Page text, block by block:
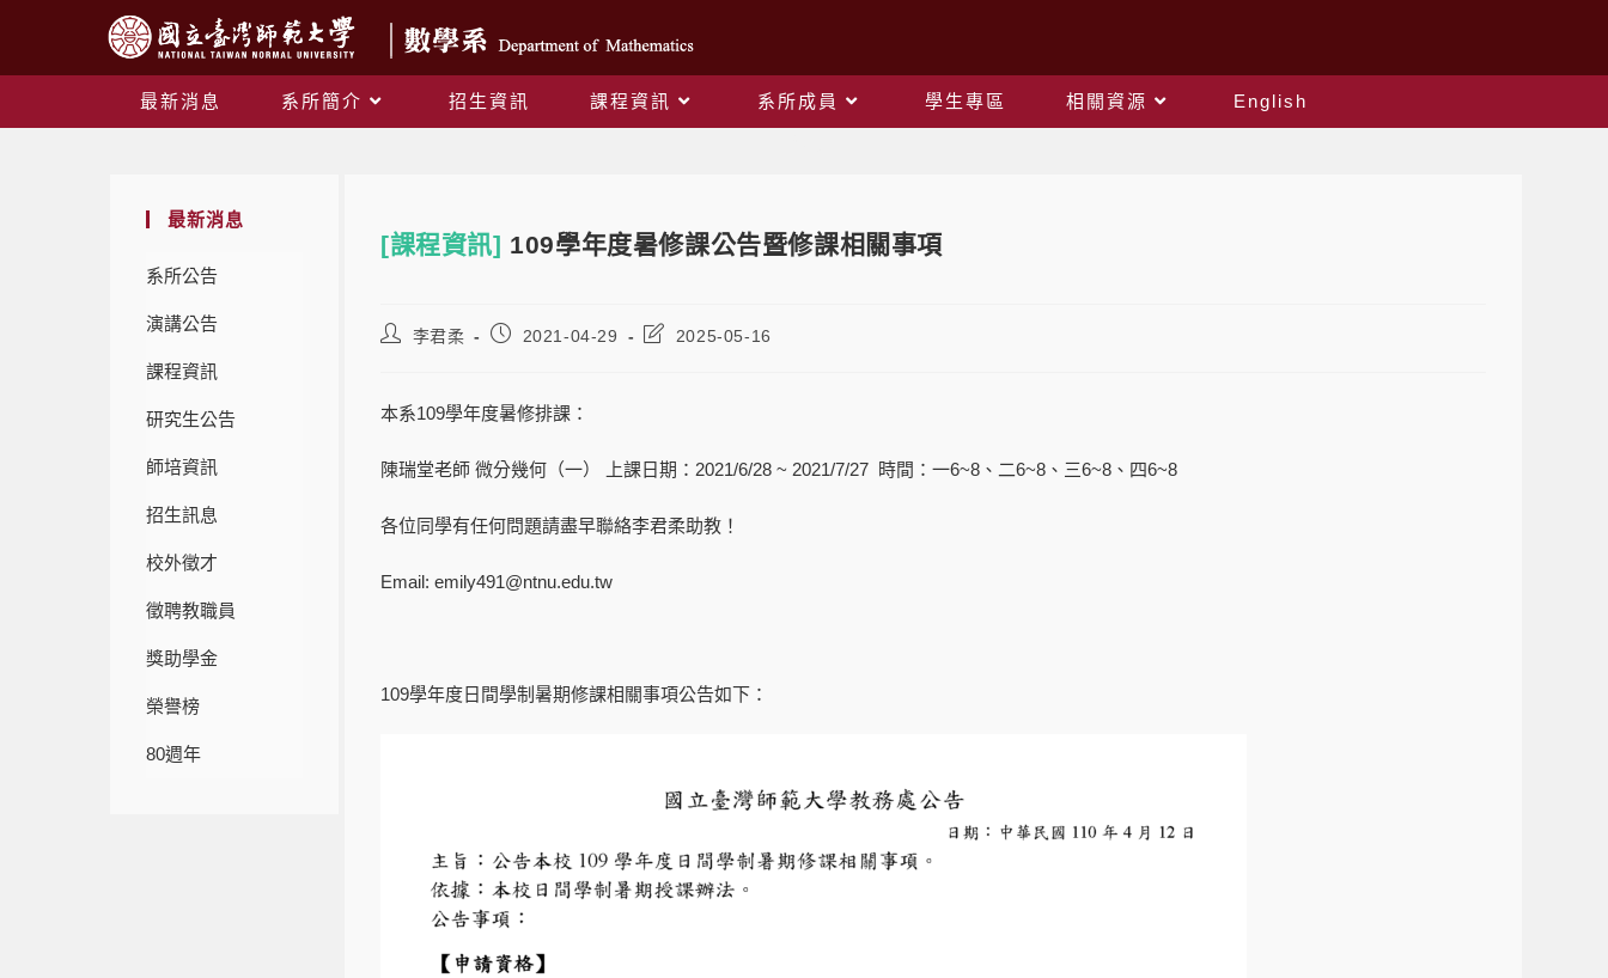
最新消息 系所簡介 招生資訊 課程資訊 系所成員 學生專區 相關資源
English
最新消息
系所公告
演講公告
課程資訊
研究生公告
師培資訊
招生訊息
校外徵才
徵聘教職員
獎助學金
榮譽榜
80週年
[課程資訊] 109學年度暑修課公告暨修課相關事項
李君柔 2021-04-29 2025-05-16
本系109學年度暑修排課：
陳瑞堂老師 微分幾何（一） 上課日期：2021/6/28 ~ 2021/7/27 時間：一6~8、二6~8、三6~8、四6~8
各位同學有任何問題請盡早聯絡李君柔助教！
Email: emily491@ntnu.edu.tw
109學年度日間學制暑期修課相關事項公告如下：